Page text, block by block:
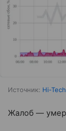
Источник: Hi-
Жалоб —